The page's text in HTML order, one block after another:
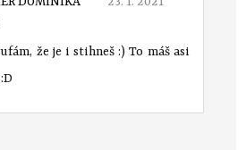
že je i stihneš :) To máš asi